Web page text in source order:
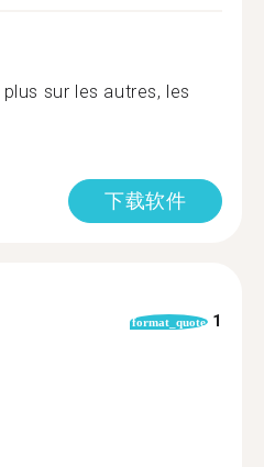
sur les autres, les
下载软件
format_quote 1